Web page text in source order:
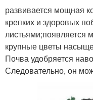
развивается мощная
крепких и здоровых
листьями;появляется
крупные цветы
Почва удобряется
Следовательно, он